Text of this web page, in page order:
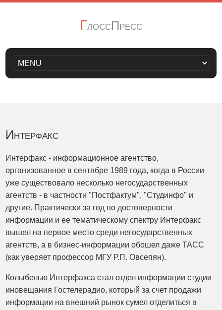
ГлоссПресс
Интерфакс
Интерфакс - информационное агентство,
организованное в сентябре 1989 года, когда в России
уже существовало несколько негосударственных
агентств - в частности "Постфактум", "Студинфо" и
другие. Практически за год по достоверности
информации и ее тематическому спектру Интерфакс
вышел на первое место среди негосударственных
агентств, а в бизнес-информации обошел даже ТАСС
(как уверяет профессор МГУ Р.П. Овсепян).
Колыбелью Интерфакса стал отдел информации студии
иновещания Гостелерадио, который за счет продажи
информации на внешний рынок сумел отделиться в